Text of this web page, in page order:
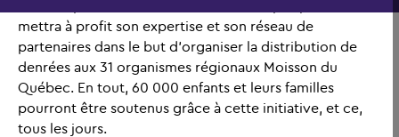
mettra à profit son expertise et son réseau de
partenaires dans le but d’organiser la distribution de
denrées aux 31 organismes régionaux Moisson du
Québec. En tout, 60 000 enfants et leurs familles
pourront être soutenus grâce à cette initiative, et ce,
tous les jours.